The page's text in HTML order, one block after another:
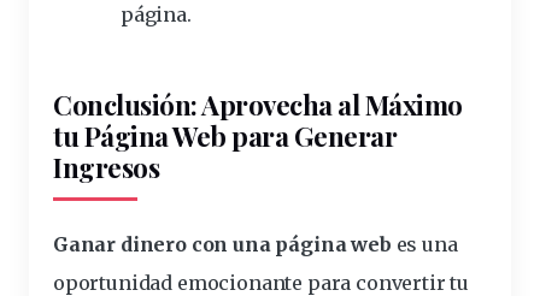
página.
Conclusión: Aprovecha al Máximo
tu Página Web para Generar
Ingresos
Ganar dinero con una página web es una
oportunidad emocionante para convertir tu